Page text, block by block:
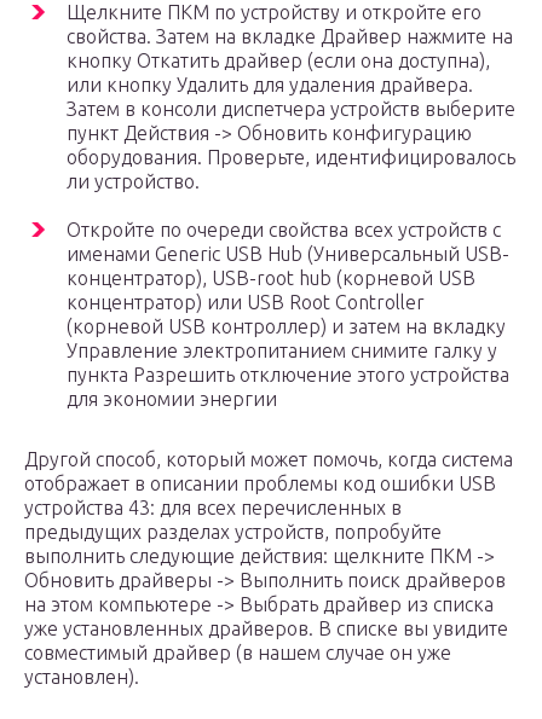
Щелкните ПКМ по устройству и откройте его
свойства. Затем на вкладке Драйвер нажмите на
кнопку Откатить драйвер (если она доступна),
или кнопку Удалить для удаления драйвера.
Затем в консоли диспетчера устройств выберите
пункт Действия -> Обновить конфигурацию
оборудования. Проверьте, идентифицировалось
ли устройство.
Откройте по очереди свойства всех устройств с
именами Generic USB Hub (Универсальный USB-
концентратор), USB-root hub (корневой USB
концентратор) или USB Root Controller
(корневой USB контроллер) и затем на вкладку
Управление электропитанием снимите галку у
пункта Разрешить отключение этого устройства
для экономии энергии
Другой способ, который может помочь, когда система
отображает в описании проблемы код ошибки USB
устройства 43: для всех перечисленных в
предыдущих разделах устройств, попробуйте
выполнить следующие действия: щелкните ПКМ ->
Обновить драйверы -> Выполнить поиск драйверов
на этом компьютере -> Выбрать драйвер из списка
уже установленных драйверов. В списке вы увидите
совместимый драйвер (в нашем случае он уже
установлен).